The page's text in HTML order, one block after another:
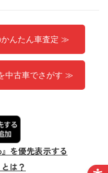
んたん車査定 ≫
中古車でさがす ≫
を優先表示する
は？